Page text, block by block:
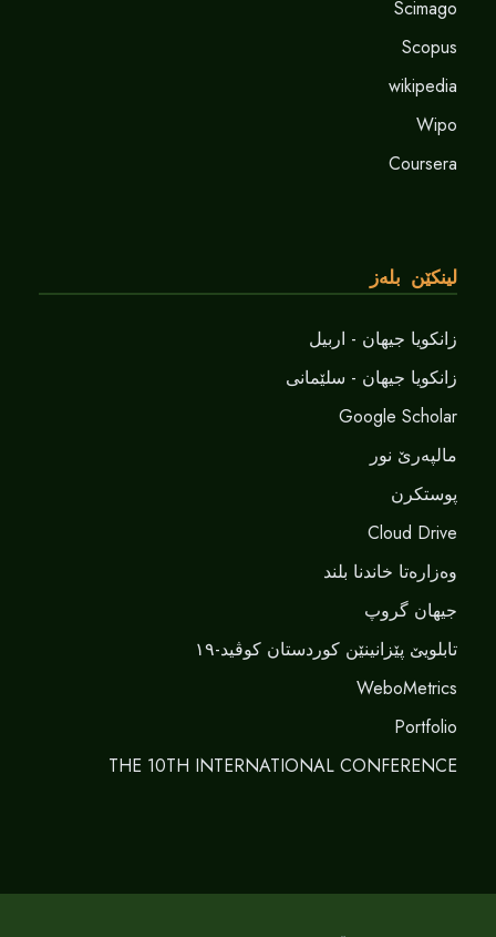
Scimago
Scopus
wikipedia
Wipo
Coursera
لینکێن بلەز
زانکویا جیهان - اربیل
زانکویا جیهان - سلێمانی
Google Scholar
مالپەرێ نور
پوستکرن
Cloud Drive
وەزارەتا خاندنا بلند
جیهان گروپ
تابلویێ پێزانینێن کوردستان کوڤید-١٩
WeboMetrics
Portfolio
THE 10TH INTERNATIONAL CONFERENCE